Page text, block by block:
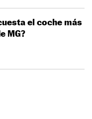
el coche más
MG?